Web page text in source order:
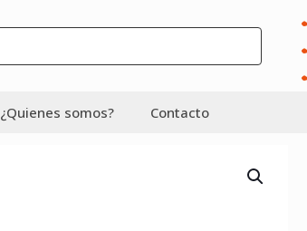
¿Quienes somos? Contacto